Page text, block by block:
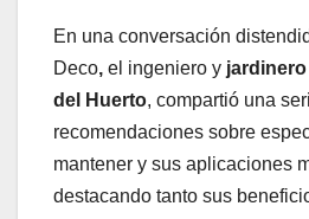
En una conversación
Deco, el ingeniero y jardinero
del
Huerto, compartió una
recomendaciones sobre
mantener y sus aplicaciones
destacando tanto sus